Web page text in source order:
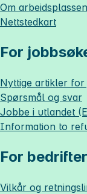
Om
Nettstedkart
For
Nyttige artikler for
Spørsmål og svar
Jobbe i utlandet
Information to
For bedrifter
Vilkår og